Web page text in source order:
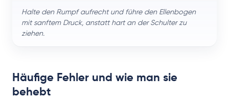
Halte den Rumpf aufrecht und führe den Ellenbogen
mit sanftem Druck, anstatt hart an der Schulter zu
ziehen.
Häufige Fehler und wie man sie
behebt